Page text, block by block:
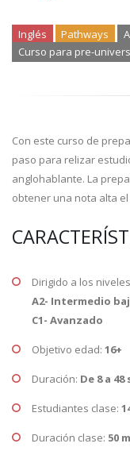
Inglés Pathways
Curso para pre-
Con este curso de
paso para relizar
anglohablante. La
obtener una nota alta el
Dirigido a los
A2- Intermedio
C1- Avanzado
Objetivo edad: 16+
Duración: De 8 a
Estudiantes clase:
Duración clase: 50